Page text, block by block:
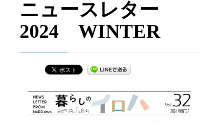
ニュースレター
2024 WINTER